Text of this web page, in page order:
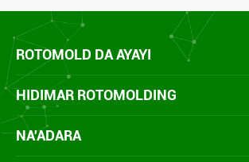
ROTOMOLD DA AYAYI
HIDIMAR ROTOMOLDING
NA'ADARA